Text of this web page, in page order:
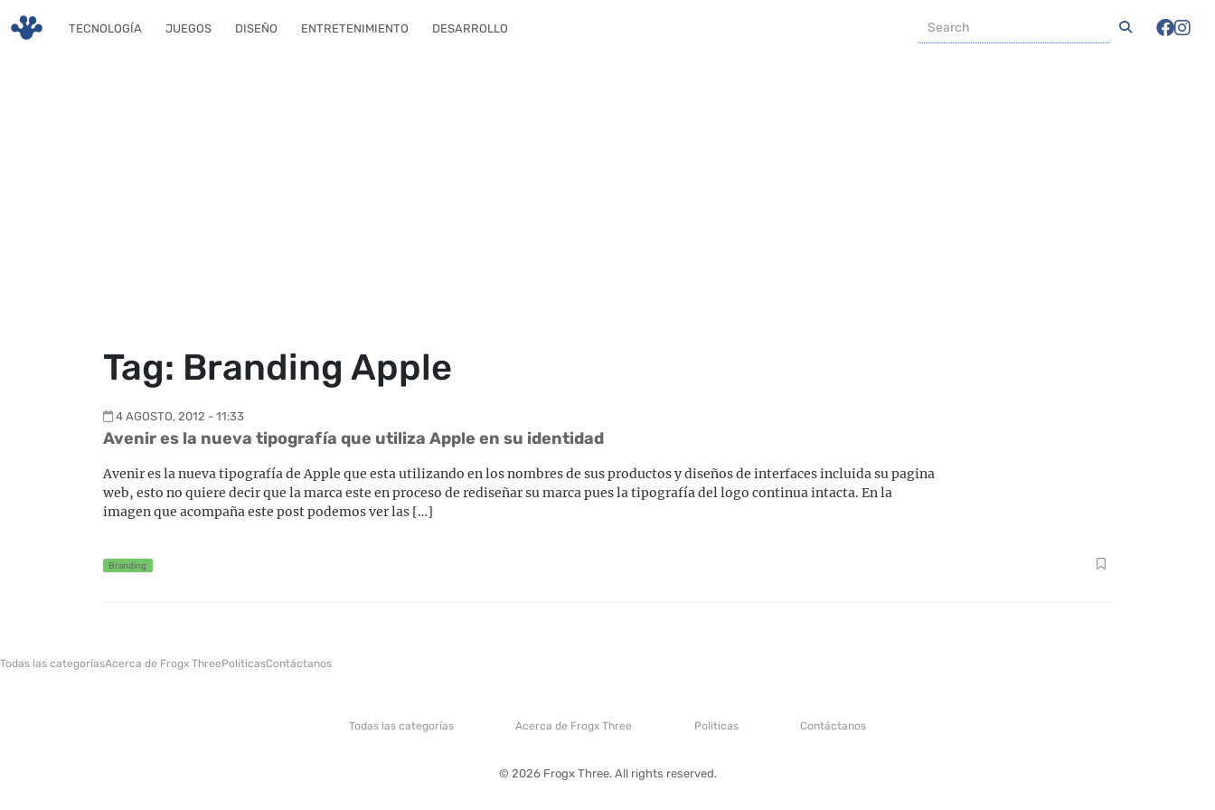
TECNOLOGÍA JUEGOS DISEÑO ENTRETENIMIENTO DESARROLLO
Tag: Branding Apple
4 AGOSTO, 2012 - 11:33
Avenir es la nueva tipografía que utiliza Apple en su identidad
Avenir es la nueva tipografía de Apple que esta utilizando en los nombres de sus productos y diseños de interfaces incluida su pagina
web, esto no quiere decir que la marca este en proceso de rediseñar su marca pues la tipografía del logo continua intacta. En la
imagen que acompaña este post podemos ver las […]
Branding
Todas las categoríasAcerca de Frogx ThreePoliticasContáctanos
Todas las categorías Acerca de Frogx Three Politicas Contáctanos
© 2026 Frogx Three. All rights reserved.